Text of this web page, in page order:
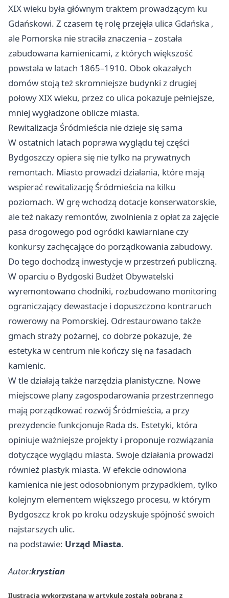
XIX wieku była głównym traktem prowadzącym ku
Gdańskowi. Z czasem tę rolę przejęła ulica Gdańska ,
ale Pomorska nie straciła znaczenia – została
zabudowana kamienicami, z których większość
powstała w latach 1865–1910. Obok okazałych
domów stoją też skromniejsze budynki z drugiej
połowy XIX wieku, przez co ulica pokazuje pełniejsze,
mniej wygładzone oblicze miasta.
Rewitalizacja Śródmieścia nie dzieje się sama
W ostatnich latach poprawa wyglądu tej części
Bydgoszczy opiera się nie tylko na prywatnych
remontach. Miasto prowadzi działania, które mają
wspierać rewitalizację Śródmieścia na kilku
poziomach. W grę wchodzą dotacje konserwatorskie,
ale też nakazy remontów, zwolnienia z opłat za zajęcie
pasa drogowego pod ogródki kawiarniane czy
konkursy zachęcające do porządkowania zabudowy.
Do tego dochodzą inwestycje w przestrzeń publiczną.
W oparciu o Bydgoski Budżet Obywatelski
wyremontowano chodniki, rozbudowano monitoring
ograniczający dewastacje i dopuszczono kontraruch
rowerowy na Pomorskiej. Odrestaurowano także
gmach straży pożarnej, co dobrze pokazuje, że
estetyka w centrum nie kończy się na fasadach
kamienic.
W tle działają także narzędzia planistyczne. Nowe
miejscowe plany zagospodarowania przestrzennego
mają porządkować rozwój Śródmieścia, a przy
prezydencie funkcjonuje Rada ds. Estetyki, która
opiniuje ważniejsze projekty i proponuje rozwiązania
dotyczące wyglądu miasta. Swoje działania prowadzi
również plastyk miasta. W efekcie odnowiona
kamienica nie jest odosobnionym przypadkiem, tylko
kolejnym elementem większego procesu, w którym
Bydgoszcz krok po kroku odzyskuje spójność swoich
najstarszych ulic.
na podstawie: Urząd Miasta.
Autor:krystian
Ilustracja wykorzystana w artykule została pobrana z